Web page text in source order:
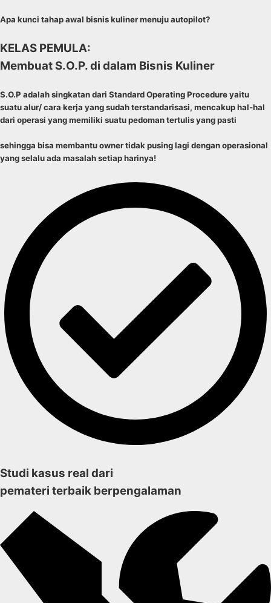
Apa kunci tahap awal bisnis kuliner menuju autopilot?
KELAS PEMULA:
Membuat S.O.P. di dalam Bisnis Kuliner
S.O.P adalah singkatan dari Standard Operating Procedure yaitu
suatu alur/ cara kerja yang sudah terstandarisasi, mencakup hal-hal
dari operasi yang memiliki suatu pedoman tertulis yang pasti
sehingga bisa membantu owner tidak pusing lagi dengan operasional
yang selalu ada masalah setiap harinya!
Studi kasus real dari
pemateri terbaik berpengalaman